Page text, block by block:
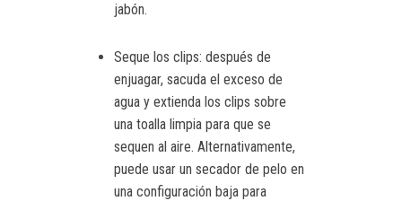
jabón.
Seque los clips: después de
enjuagar, sacuda el exceso de
agua y extienda los clips sobre
una toalla limpia para que se
sequen al aire. Alternativamente,
puede usar un secador de pelo en
una configuración baja para